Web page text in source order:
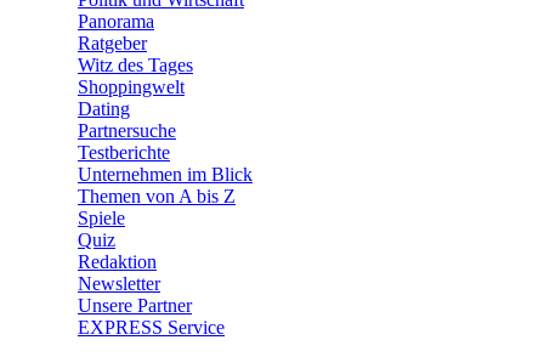
Panorama
Ratgeber
Witz des Tages
Shoppingwelt
Dating
Partnersuche
Testberichte
Unternehmen im Blick
Themen von A bis Z
Spiele
Quiz
Redaktion
Newsletter
Unsere Partner
EXPRESS Service